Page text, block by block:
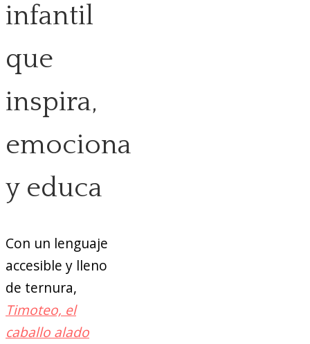
infantil
que
inspira,
emociona
y educa
Con un lenguaje
accesible y lleno
de ternura,
Timoteo, el
caballo alado